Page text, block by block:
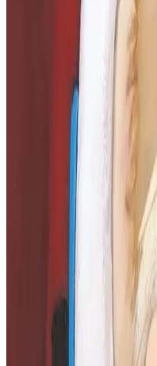
Perzh o deus kemeret
Diana Hendry Jane Chapman